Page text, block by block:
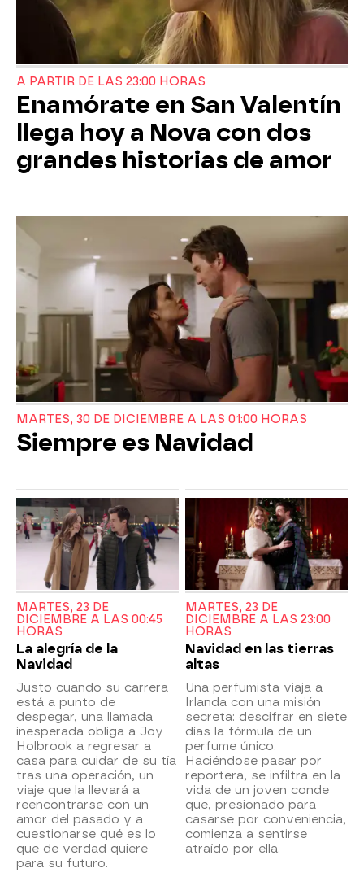
A PARTIR DE LAS 23:00 HORAS
Enamórate en San Valentín
llega hoy a Nova con dos
grandes historias de amor
MARTES, 30 DE DICIEMBRE A LAS 01:00 HORAS
Siempre es Navidad
MARTES, 23 DE
DICIEMBRE A LAS 00:45
HORAS
La alegría de la
Navidad
Justo cuando su carrera
está a punto de
despegar, una llamada
inesperada obliga a Joy
Holbrook a regresar a
casa para cuidar de su tía
tras una operación, un
viaje que la llevará a
reencontrarse con un
amor del pasado y a
cuestionarse qué es lo
que de verdad quiere
para su futuro.
MARTES, 23 DE
DICIEMBRE A LAS 23:00
HORAS
Navidad en las tierras
altas
Una perfumista viaja a
Irlanda con una misión
secreta: descifrar en siete
días la fórmula de un
perfume único.
Haciéndose pasar por
reportera, se infiltra en la
vida de un joven conde
que, presionado para
casarse por conveniencia,
comienza a sentirse
atraído por ella.